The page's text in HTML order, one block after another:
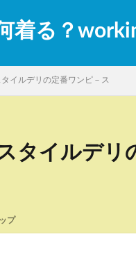
着る？
イルデリの定番ワンピ－ス
イルデリ
プ